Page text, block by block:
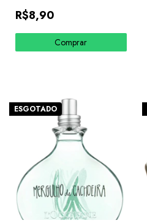
R$8,90
Comprar
ESGOTADO